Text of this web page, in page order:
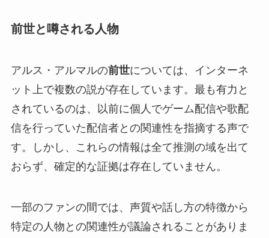
前世と噂される人物
アルス・アルマルの前世については、インターネ
ット上で複数の説が存在しています。最も有力と
されているのは、以前に個人でゲーム配信や歌配
信を行っていた配信者との関連性を指摘する声で
す。しかし、これらの情報は全て推測の域を出て
おらず、確定的な証拠は存在していません。
一部のファンの間では、声質や話し方の特徴から
特定の人物との関連性が議論されることがありま